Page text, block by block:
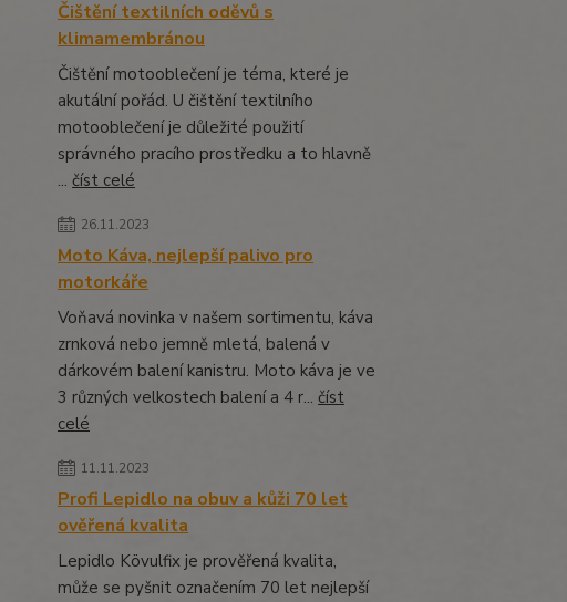
Čištění textilních oděvů s
klimamembránou
Čištění motooblečení je téma, které je
akutální pořád. U čištění textilního
motooblečení je důležité použití
správného pracího prostředku a to hlavně
... číst celé
26.11.2023
Moto Káva, nejlepší palivo pro
motorkáře
Voňavá novinka v našem sortimentu, káva
zrnková nebo jemně mletá, balená v
dárkovém balení kanistru. Moto káva je ve
3 různých velkostech balení a 4 r... číst
celé
11.11.2023
Profi Lepidlo na obuv a kůži 70 let
ověřená kvalita
Lepidlo Kövulfix je prověřená kvalita,
může se pyšnit označením 70 let nejlepší